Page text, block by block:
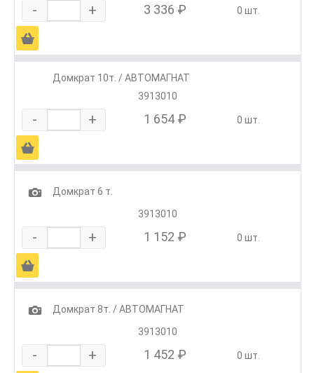
- + 3 336 ₽ 0 шт.
Ä
Домкрат 10т. / АВТОМАГНАТ
3913010
- + 1 654 ₽ 0 шт.
Ä
1
Домкрат 6 т.
3913010
- + 1 152 ₽ 0 шт.
Ä
1
Домкрат 8т. / АВТОМАГНАТ
3913010
- + 1 452 ₽ 0 шт.